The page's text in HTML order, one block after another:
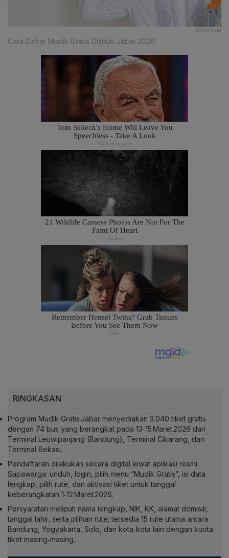
UNSPLASH
Cara Daftar Mudik Gratis Dishub Jabar 2026
RINGKASAN
Program Mudik Gratis Jabar menyediakan 3.040 tiket gratis
dengan 74 bus yang berangkat pada 13‑15 Maret 2026 dari
Terminal Leuwipanjang (Bandung), Terminal Cikarang, dan
Terminal Bekasi.
Pendaftaran dilakukan secara digital lewat aplikasi resmi
Sapawarga: unduh, login, pilih menu “Mudik Gratis”, isi data
lengkap, pilih rute, dan aktivasi tiket untuk tanggal
keberangkatan 1‑12 Maret 2026.
Persyaratan meliputi nama lengkap, NIK, KK, alamat domisili,
tanggal lahir, serta pilihan rute; tersedia 15 rute utama antara
Bandung, Yogyakarta, Solo, dan kota‑kota lain dengan kuota
tiket masing‑masing.